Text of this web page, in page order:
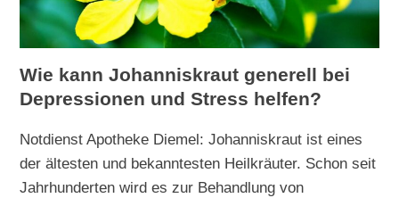
Wie kann Johanniskraut generell bei
Depressionen und Stress helfen?
Notdienst Apotheke Diemel: Johanniskraut ist eines
der ältesten und bekanntesten Heilkräuter. Schon seit
Jahrhunderten wird es zur Behandlung von